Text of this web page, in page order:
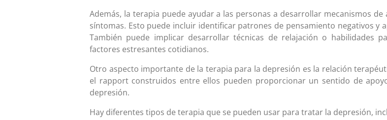
Además, la terapia puede ayudar a las personas a desarrollar mecanismos
síntomas. Esto puede incluir identificar patrones de pensamiento negativos y
También puede implicar desarrollar técnicas de relajación o habilidades
factores estresantes cotidianos.
Otro aspecto importante de la terapia para la depresión es la relación
el rapport construidos entre ellos pueden proporcionar un sentido de
depresión.
Hay diferentes tipos de terapia que se pueden usar para tratar la depresión,